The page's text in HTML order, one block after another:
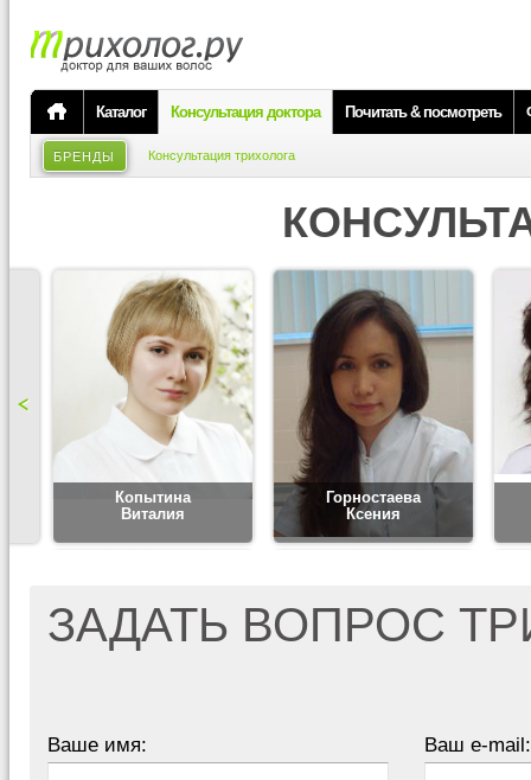
Каталог Консультация доктора Почитать & посмотреть
БРЕНДЫ Консультация трихолога
Копытина
Виталия
Горностаева
Ксения
ЗАДАТЬ ВОПРОС
Ваше имя: Ваш e-mail: